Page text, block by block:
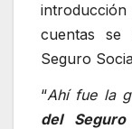
introducción
cuentas
Seguro
“Ahí fue la
del Seguro